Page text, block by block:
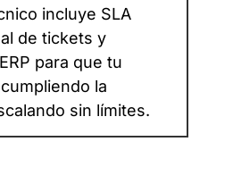
incluye SLA
de tickets y
para que tu
la
sin límites.